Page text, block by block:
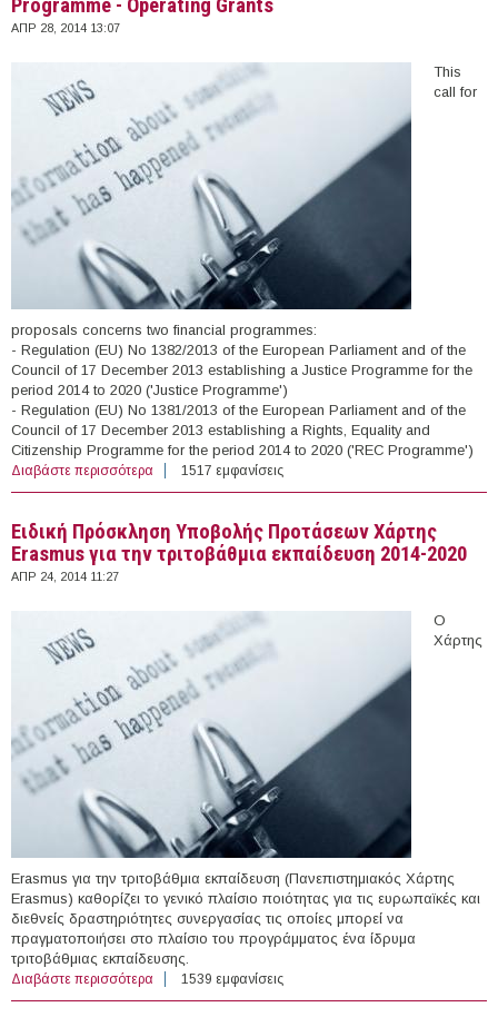
Programme - Operating Grants
ΑΠΡ 28, 2014 13:07
This
call for
proposals concerns two financial programmes:
- Regulation (EU) No 1382/2013 of the European Parliament and of the
Council of 17 December 2013 establishing a Justice Programme for the
period 2014 to 2020 ('Justice Programme')
- Regulation (EU) No 1381/2013 of the European Parliament and of the
Council of 17 December 2013 establishing a Rights, Equality and
Citizenship Programme for the period 2014 to 2020 ('REC Programme')
Διαβάστε περισσότερα για Call for proposals - Justice Programme & REC
Programme - Operating Grants
1517 εμφανίσεις
Eιδική Πρόσκληση Υποβολής Προτάσεων Χάρτης
Erasmus για την τριτοβάθμια εκπαίδευση 2014-2020
ΑΠΡ 24, 2014 11:27
Ο
Χάρτης
Erasmus για την τριτοβάθμια εκπαίδευση (Πανεπιστημιακός Χάρτης
Erasmus) καθορίζει το γενικό πλαίσιο ποιότητας για τις ευρωπαϊκές και
διεθνείς δραστηριότητες συνεργασίας τις οποίες μπορεί να
πραγματοποιήσει στο πλαίσιο του προγράμματος ένα ίδρυμα
τριτοβάθμιας εκπαίδευσης.
Διαβάστε περισσότερα για Eιδική Πρόσκληση Υποβολής Προτάσεων Χάρτης
Erasmus για την τριτοβάθμια εκπαίδευση 2014-2020
1539 εμφανίσεις